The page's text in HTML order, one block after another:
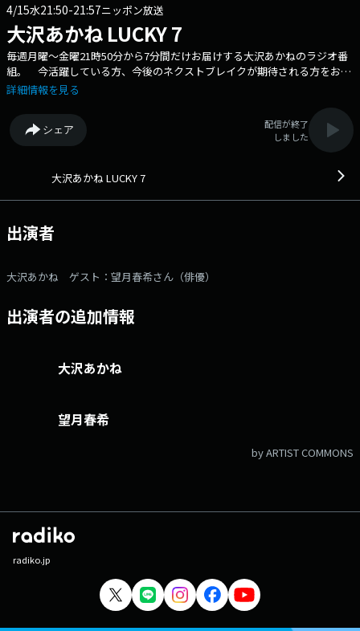
4/15水21:50-21:57ニッポン放送
大沢あかね LUCKY 7
毎週月曜～金曜21時50分から7分間だけお届けする大沢あかねのラジオ番
組。 今活躍している方、今後のネクストブレイクが期待される方をお迎
えするゲストトーク番組です。 放送終了後にはゲスト毎にまとめてポッ
タレント・はるな愛の半生を描くNetflix映画『This is I』で主演を務
め、 今注目の望月さんの素顔に迫ります！メールアドレス：
lucky@1242.com 番組ホームページはこちら twitterハッシュタグ
詳細情報を見る
シェア
配信が終了
しました
大沢あかね LUCKY 7
出演者
大沢あかね ゲスト：望月春希さん（俳優）
出演者の追加情報
大沢あかね
望月春希
by ARTIST COMMONS
radiko.jp